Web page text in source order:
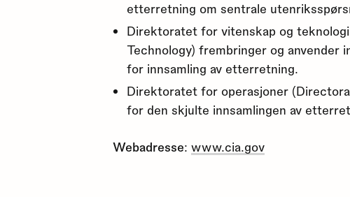
etterretning om sentrale
Direktoratet for vitenskap og
Technology) frembringer og anvender
for innsamling av etterretning.
Direktoratet for operasjoner
for den skjulte innsamlingen av
Webadresse:www.cia.gov